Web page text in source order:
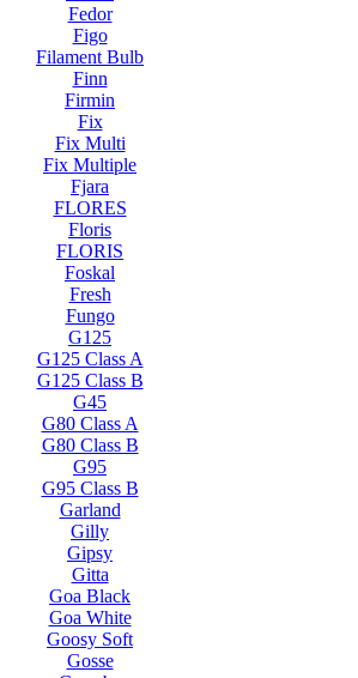
Fedor
Figo
Filament Bulb
Finn
Firmin
Fix
Fix Multi
Fix Multiple
Fjara
FLORES
Floris
FLORIS
Foskal
Fresh
Fungo
G125
G125 Class A
G125 Class B
G45
G80 Class A
G80 Class B
G95
G95 Class B
Garland
Gilly
Gipsy
Gitta
Goa Black
Goa White
Goosy Soft
Gosse